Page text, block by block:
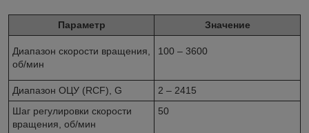
Параметр Значение
Диапазон скорости вращения,
об/мин
100 – 3600
Диапазон ОЦУ (RCF), G
2 – 2415
Шаг регулировки скорости
вращения, об/мин
50